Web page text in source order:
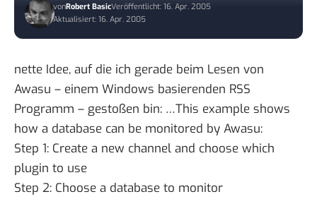
vonRobert BasicVeröffentlicht: 16. Apr. 2005
Aktualisiert: 16. Apr. 2005
nette Idee, auf die ich gerade beim Lesen von
Awasu – einem Windows basierenden RSS
Programm – gestoßen bin: …This example shows
how a database can be monitored by Awasu:
Step 1: Create a new channel and choose which
plugin to use
Step 2: Choose a database to monitor